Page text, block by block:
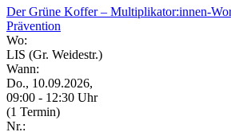
Der Grüne Koffer –
Prävention
Wo:
LIS (Gr. Weidestr.)
Wann:
Do., 10.09.2026,
09:00 - 12:30 Uhr
(1 Termin)
Nr.: